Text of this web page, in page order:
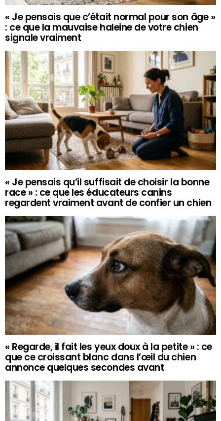
« Je pensais que c’était normal pour son âge »
: ce que la mauvaise haleine de votre chien
signale vraiment
« Je pensais qu’il suffisait de choisir la bonne
race » : ce que les éducateurs canins
regardent vraiment avant de confier un chien
« Regarde, il fait les yeux doux à la petite » : ce
que ce croissant blanc dans l’œil du chien
annonce quelques secondes avant